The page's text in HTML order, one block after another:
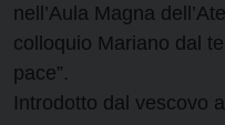
nell’Aula Magna
colloquio Mariano dal
pace”.
Introdotto dal vescovo